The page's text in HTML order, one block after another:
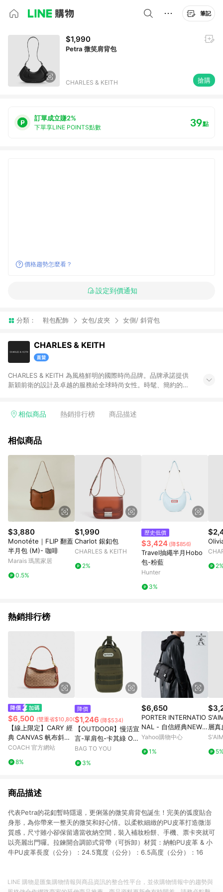
筆記
$1,990
Petra 微笑肩背包
CHARLES & KEITH 搶購
訂單成立賺2%
下單享LINE POINTS點數 39點
價格趨勢怎麼看？
設定到價通知
分類： 鞋包配飾 女包/皮夾 女側/ 斜背包
CHARLES & KEITH
CHARLES & KEITH 為風格鮮明的國際時尚品牌。品牌承諾提供
新穎前衛的設計及卓越的服務給全球時尚女性。時髦、簡約的設
時內結帳才享有回饋，點數將於廠商出貨後 30天前後發送。若於
相似商品 熱銷排行榜 商品描述
相似商品
$3,880
Monotéte｜FLIP 翻蓋
半月包 (M)- 咖啡
Marais 瑪黑家居
0.5%
$1,990
Charlot 銀釦包
CHARLES & KEITH
2%
歷史低價
$3,424 (降$856)
Travel抽繩半月Hobo
包-粉藍
Hunter
3%
熱銷排行榜
$6,500 (雙重省$10,800)
【線上限定】CARY 經
典 CANVAS 帆布斜背
手袋
COACH 官方網站
8%
降價
$1,246 (降$534)
【OUTDOOR】慢活宣
言-單肩包-卡其綠 OD2
33316KI
BAG TO YOU
3%
$6,650
PORTER INTERNATIO
NAL - 自信經典NEW
HEAT斜背包 - 全黑
Yahoo購物中心
1%
層
商品描述
代表Petra的花釦暫時隱退，更俐落的微笑肩背包誕生！完美的弧度貼合
身形，為你帶來一整天的微笑和好心情。以柔軟細緻的PU皮革打造微澎
質感，尺寸雖小卻保留適當收納空間，裝入補妝粉餅、手機、票卡夾就可
以亮麗出門囉。拉鍊開合調節式背帶（可拆卸）材質：納帕PU皮革 & 小
牛PU皮革長度（公分）：24.5寬度（公分）：6.5高度（公分）：16
LINE 購物是匯集購物情報與商品資訊的整合性平台，並依購物情報中的趨勢與